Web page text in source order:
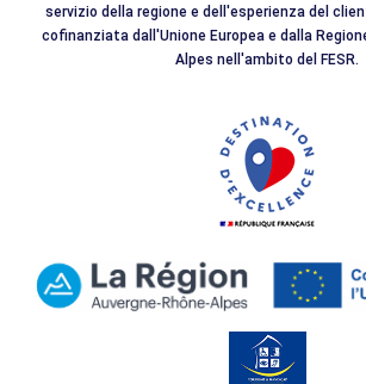
servizio della regione e dell'esperienza del
cofinanziata dall'Unione Europea e dalla
Alpes nell'ambito del FESR.